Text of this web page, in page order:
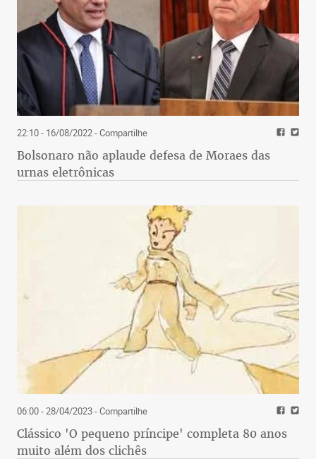
22:10 - 16/08/2022- Compartilhe
Bolsonaro não aplaude defesa de Moraes das
urnas eletrônicas
06:00 - 28/04/2023- Compartilhe
Clássico 'O pequeno príncipe' completa 80 anos
muito além dos clichês